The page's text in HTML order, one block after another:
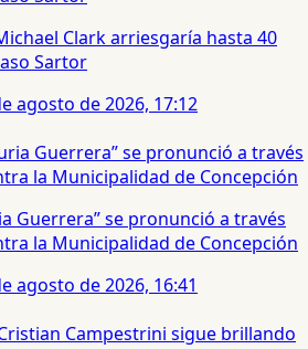
Clark arriesgaría hasta 40
Sartor
agosto de 2026, 17:12
Guerrera” se pronunció a través
la Municipalidad de Concepción
agosto de 2026, 16:41